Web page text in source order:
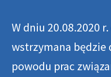
W dniu 20.08.2020
wstrzymana będzie
powodu prac